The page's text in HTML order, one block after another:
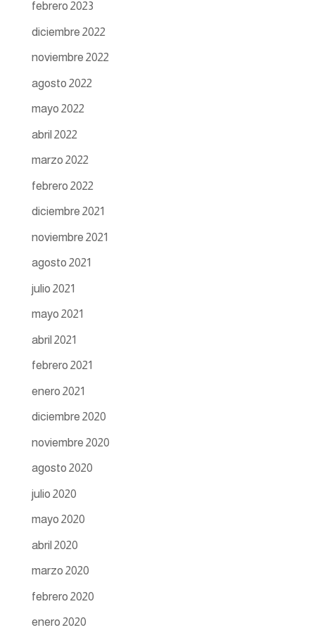
febrero 2023
diciembre 2022
noviembre 2022
agosto 2022
mayo 2022
abril 2022
marzo 2022
febrero 2022
diciembre 2021
noviembre 2021
agosto 2021
julio 2021
mayo 2021
abril 2021
febrero 2021
enero 2021
diciembre 2020
noviembre 2020
agosto 2020
julio 2020
mayo 2020
abril 2020
marzo 2020
febrero 2020
enero 2020